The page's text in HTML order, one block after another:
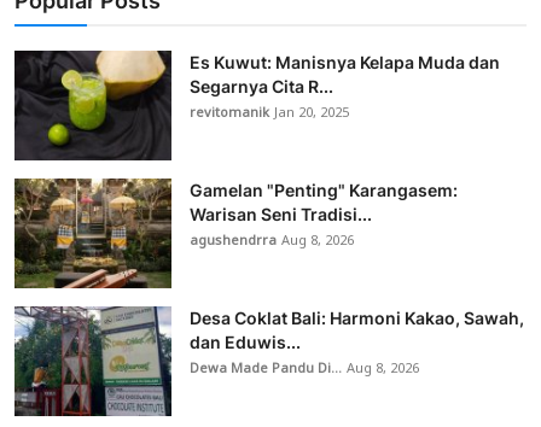
Es Kuwut: Manisnya Kelapa Muda dan
Segarnya Cita R...
revitomanikJan 20, 2025
Gamelan "Penting" Karangasem:
Warisan Seni Tradisi...
agushendrraAug 8, 2026
Desa Coklat Bali: Harmoni Kakao, Sawah,
dan Eduwis...
Dewa Made Pandu Di...Aug 8, 2026